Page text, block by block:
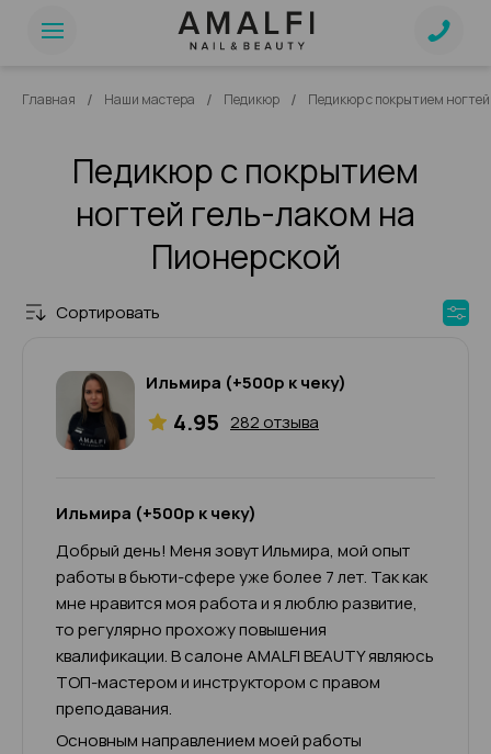
Главная / Наши мастера / Педикюр / Педикюр с покрытием
Педикюр с покрытием
ногтей гель-лаком на
Пионерской
Сортировать
Ильмира (+500р к чеку)
4.95 282 отзыва
Ильмира (+500р к чеку)
Добрый день! Меня зовут Ильмира, мой опыт
работы в бьюти-сфере уже более 7 лет. Так как
мне нравится моя работа и я люблю развитие,
то регулярно прохожу повышения
квалификации. В салоне AMALFI BEAUTY являюсь
ТОП-мастером и инструктором с правом
преподавания.
Основным направлением моей работы